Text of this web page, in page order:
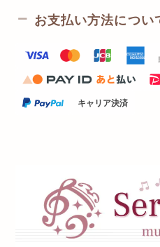
お支払い方法につい
キャリア決済